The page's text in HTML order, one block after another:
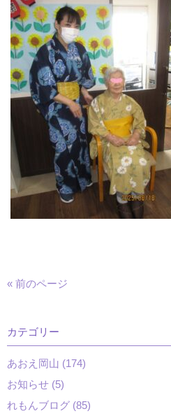
« 前のページ
カテゴリー
あおえ岡山 (174)
お知らせ (5)
れもんブログ (85)